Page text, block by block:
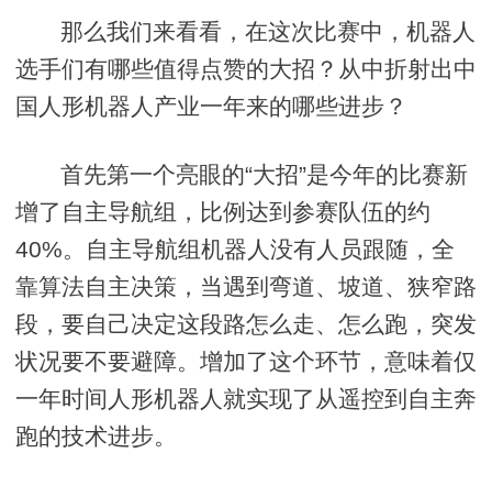
那么我们来看看，在这次比赛中，机器人
选手们有哪些值得点赞的大招？从中折射出中
国人形机器人产业一年来的哪些进步？
首先第一个亮眼的“大招”是今年的比赛新
增了自主导航组，比例达到参赛队伍的约
40%。自主导航组机器人没有人员跟随，全
靠算法自主决策，当遇到弯道、坡道、狭窄路
段，要自己决定这段路怎么走、怎么跑，突发
状况要不要避障。增加了这个环节，意味着仅
一年时间人形机器人就实现了从遥控到自主奔
跑的技术进步。